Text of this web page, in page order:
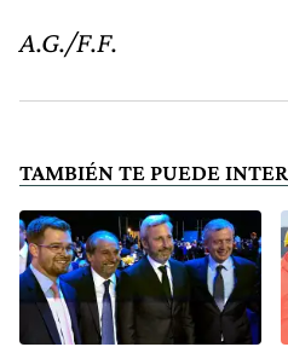
A.G./F.F.
TAMBIÉN TE PUEDE